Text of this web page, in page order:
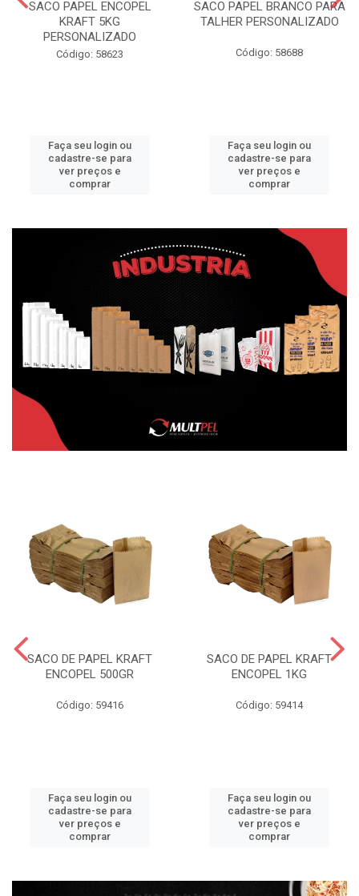
SACO PAPEL ENCOPEL
KRAFT 5KG
PERSONALIZADO
Código: 58623
Faça seu login ou
cadastre-se para
ver preços e
comprar
SACO PAPEL BRANCO PARA
TALHER PERSONALIZADO
Código: 58688
Faça seu login ou
cadastre-se para
ver preços e
comprar
SACO DE PAPEL KRAFT
ENCOPEL 500GR
Código: 59416
Faça seu login ou
cadastre-se para
ver preços e
comprar
SACO DE PAPEL KRAFT
ENCOPEL 1KG
Código: 59414
Faça seu login ou
cadastre-se para
ver preços e
comprar